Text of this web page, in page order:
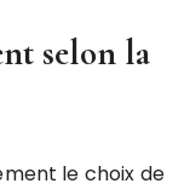
selon la
le choix de